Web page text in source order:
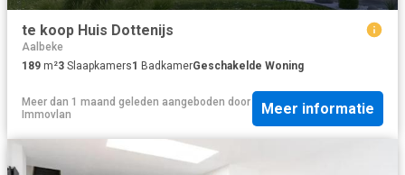
te koop Huis Dottenijs
Aalbeke
189 m²3 Slaapkamers1 BadkamerGeschakelde Woning
Meer dan 1 maand geleden aangeboden door
Immovlan
Meer informatie